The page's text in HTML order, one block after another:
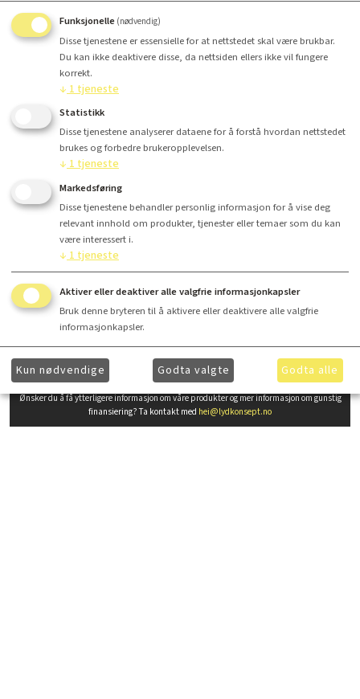
Stk/par/quad
Antall
Kjøp
Ønsker du å få ytterligere informasjon om våre produkter og mer informasjon om gunstig
finansiering? Ta kontakt med hei@lydkonsept.no
Funksjonelle (nødvendig)
Disse tjenestene er essensielle for at nettstedet skal være brukbar.
Du kan ikke deaktivere disse, da nettsiden ellers ikke vil fungere
korrekt.
↓ 1 tjeneste
Statistikk
Disse tjenestene analyserer dataene for å forstå hvordan nettstedet
brukes og forbedre brukeropplevelsen.
↓ 1tjeneste
Markedsføring
Disse tjenestene behandler personlig informasjon for å vise deg
relevant innhold om produkter, tjenester eller temaer som du kan
være interessert i.
↓ 1tjeneste
Aktiver eller deaktiver alle valgfrie informasjonkapsler
Bruk denne bryteren til å aktivere eller deaktivere alle valgfrie
informasjonkapsler.
Kun nødvendige Godta valgte Godta alle